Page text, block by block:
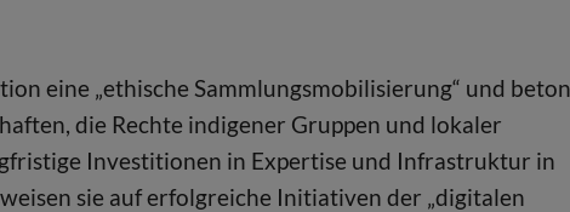
eine „ethische Sammlungsmobilisierung“ und
die Rechte indigener Gruppen und lokaler
Investitionen in Expertise und Infrastruktur in
sie auf erfolgreiche Initiativen der „digitalen